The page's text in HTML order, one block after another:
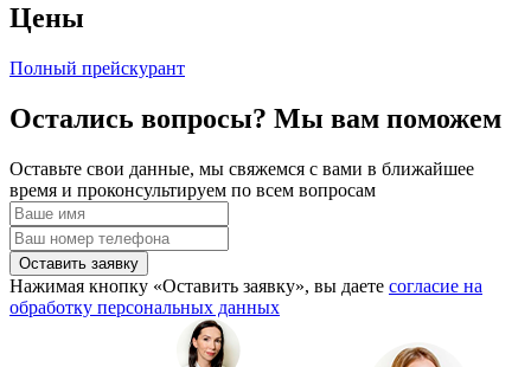
Цены
Полный прейскурант
Остались вопросы? Мы вам поможем
Оставьте свои данные, мы свяжемся с вами в ближайшее
время и проконсультируем по всем вопросам
Оставить заявку
Нажимая кнопку «Оставить заявку», вы даете согласие на
обработку персональных данных